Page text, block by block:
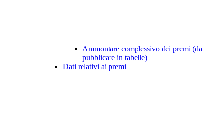
Ammontare complessivo dei premi (da
pubblicare in tabelle)
Dati relativi ai premi